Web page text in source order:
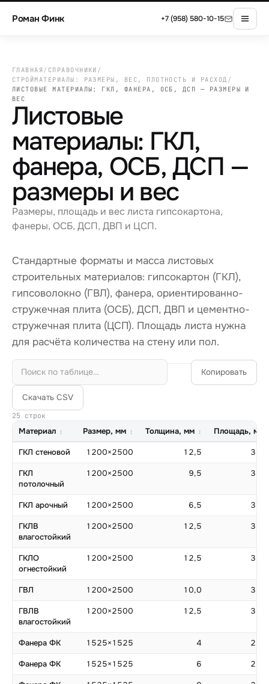
Роман Финк +7 (958) 580-10-15
ГЛАВНАЯ/ СПРАВОЧНИКИ /
СТРОЙМАТЕРИАЛЫ: РАЗМЕРЫ, ВЕС, ПЛОТНОСТЬ И РАСХОД /
ЛИСТОВЫЕ МАТЕРИАЛЫ: ГКЛ, ФАНЕРА, ОСБ, ДСП — РАЗМЕРЫ И
ВЕС
Листовые
материалы: ГКЛ,
фанера, ОСБ, ДСП —
размеры и вес
Размеры, площадь и вес листа гипсокартона,
фанеры, ОСБ, ДСП, ДВП и ЦСП.
Стандартные форматы и масса листовых
строительных материалов: гипсокартон (ГКЛ),
гипсоволокно (ГВЛ), фанера, ориентированно-
стружечная плита (ОСБ), ДСП, ДВП и цементно-
стружечная плита (ЦСП). Площадь листа нужна
для расчёта количества на стену или пол.
Копировать
Скачать CSV
25 строк
Материал Размер, мм Толщина, мм Площадь, м²
ГКЛ стеновой 1200×2500 12,5 3,00
ГКЛ
потолочный
1200×2500 9,5 3,00
ГКЛ арочный 1200×2500 6,5 3,00
ГКЛВ
влагостойкий
1200×2500 12,5 3,00
ГКЛО
огнестойкий
1200×2500 12,5 3,00
ГВЛ 1200×2500 10,0 3,00
ГВЛВ
влагостойкий
1200×2500 12,5 3,00
Фанера ФК 1525×1525 4 2,33
Фанера ФК 1525×1525 6 2,33